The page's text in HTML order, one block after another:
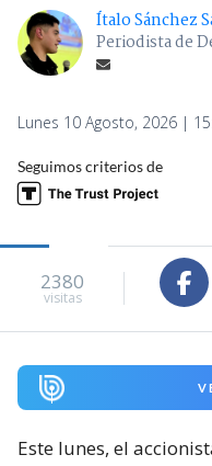
Ítalo Sánchez
Periodista de
Lunes 10 Agosto, 2026 |
Seguimos criterios de
2380
visitas
Este lunes, el